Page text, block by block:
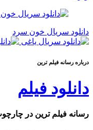
دانلود سریال خون سرد
درباره رسانه فیلم ترین
دانلود فیلم
رسانه فیلم ترین در